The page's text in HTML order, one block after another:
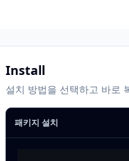
Install
설치 방법을 선택하고 바로
패키지 설치